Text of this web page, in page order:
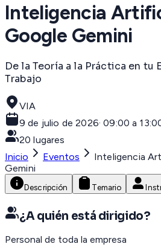
Inteligencia
Google Gemini
De la Teoría a la Práctica en tu
Trabajo
VIA
9 de julio de 2026·09:00 a
20 lugares
Inicio
Eventos
Inteligencia
Gemini
Descripción Temario
¿A quién está dirigido?
Personal de toda la empresa